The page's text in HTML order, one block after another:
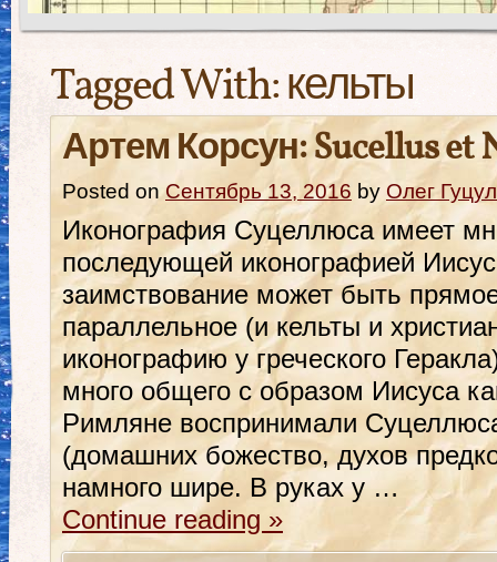
Tagged With:кельты
Артем Корсун: Sucellus et
Posted on Сентябрь 13, 2016 by Олег
Иконография Суцеллюса имеет
последующей иконографией
заимствование может быть
параллельное (и кельты и
иконографию у греческого
много общего с образом Иисуса
Римляне воспринимали
(домашних божество, духов
намного шире. В руках у …
Continue reading »